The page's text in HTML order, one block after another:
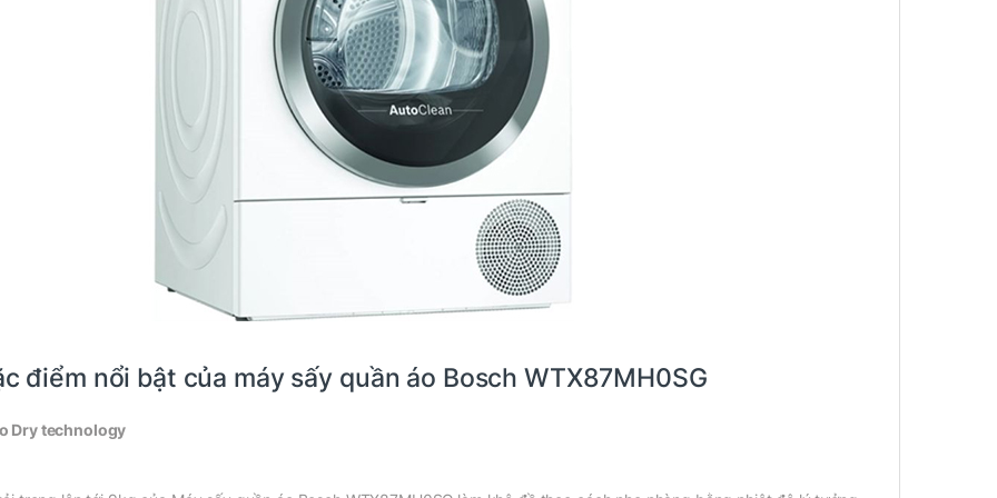
điểm nổi bật của máy sấy quần áo Bosch WTX87MH0SG
Dry technology